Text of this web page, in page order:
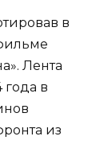
в
Лента
года в
из